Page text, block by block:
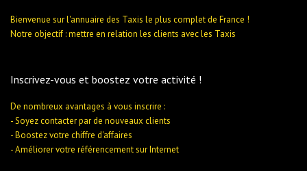
Bienvenue sur l'annuaire des Taxis le plus complet de France !
Notre objectif : mettre en relation les clients avec les Taxis
Inscrivez-vous et boostez votre activité !
De nombreux avantages à vous inscrire :
- Soyez contacter par de nouveaux clients
- Boostez votre chiffre d'affaires
- Améliorer votre référencement sur Internet